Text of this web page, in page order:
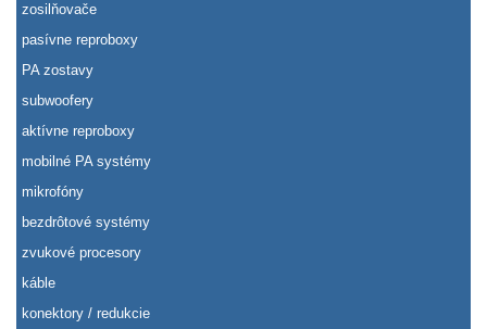
zosilňovače
pasívne reproboxy
PA zostavy
subwoofery
aktívne reproboxy
mobilné PA systémy
mikrofóny
bezdrôtové systémy
zvukové procesory
káble
konektory / redukcie